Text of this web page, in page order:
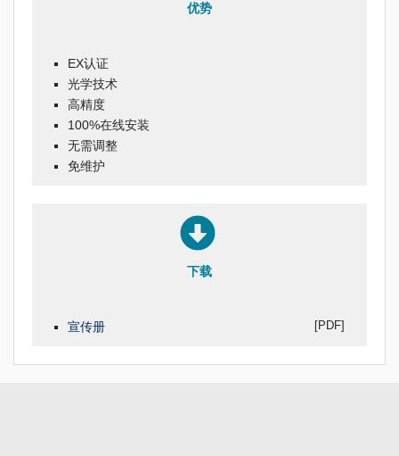
优势
EX认证
光学技术
高精度
100%在线安装
无需调整
免维护
下载
宣传册 [PDF]